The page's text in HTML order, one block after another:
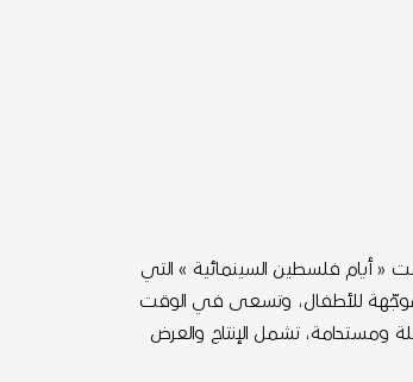
كما أسّست « أيام فلسطين السينمائية » التي
موجّهة للأطفال، وتسعى في الوقت
ومستدامة، تشمل الإنتاج والعرض